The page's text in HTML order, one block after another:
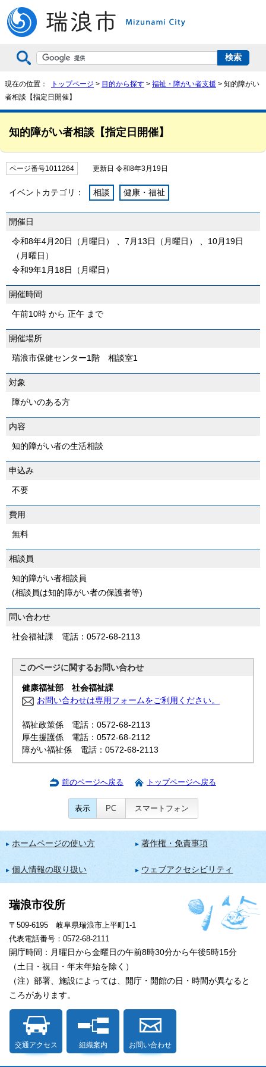
現在の位置： トップページ > 目的から探す > 福祉・障がい者支援 > 知的障がい
者相談【指定日開催】
知的障がい者相談【指定日開催】
ページ番号1011264 更新日 令和8年3月19日
イベントカテゴリ： 相談 健康・福祉
開催日
令和8年4月20日（月曜日） 、7月13日（月曜日） 、10月19日
（月曜日）
令和9年1月18日（月曜日）
開催時間
午前10時 から 正午 まで
開催場所
瑞浪市保健センター1階 相談室1
対象
障がいのある方
内容
知的障がい者の生活相談
申込み
不要
費用
無料
相談員
知的障がい者相談員
(相談員は知的障がい者の保護者等)
問い合わせ
社会福祉課 電話：0572-68-2113
このページに関するお問い合わせ
健康福祉部 社会福祉課
お問い合わせは専用フォームをご利用ください。
福祉政策係 電話：0572-68-2113
厚生援護係 電話：0572-68-2112
障がい福祉係 電話：0572-68-2113
前のページへ戻る トップページへ戻る
表示 PC スマートフォン
ホームページの使い方 著作権・免責事項
個人情報の取り扱い ウェブアクセシビリティ
瑞浪市役所
〒509-6195 岐阜県瑞浪市上平町1-1
代表電話番号：0572-68-2111
開庁時間：月曜日から金曜日の午前8時30分から午後5時15分
（土日・祝日・年末年始を除く）
（注）部署、施設によっては、開庁・開館の日・時間が異なると
ころがあります。
交通アクセス 組織案内 お問い合わせ